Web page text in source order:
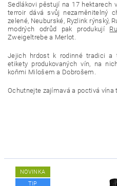
Sedlákovi pěstují na 17 hektarech
terroir dává svůj nezaměnitelný
zelené, Neuburské, Ryzlink rýnský,
modrých odrůd pak produkují
Zweigeltrebe a Merlot.
Jejich hrdost k rodinné tradici a
etikety produkovaných vín, na
koňmi Milošem a Dobrošem.
Ochutnejte zajímavá a poctivá vína
NOVINKA
TIP